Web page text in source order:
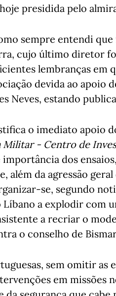
presidida pelo
sempre entendi
cujo último diretor
lembranças em
devida ao apoio
Neves, estando
o imediato apoio
Militar - Centro de
dos
além da agressão
se, segundo
Líbano a explodir com
a recriar o
o conselho de
sem omitir as
em missões